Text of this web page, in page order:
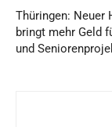
Thüringen: Neuer
bringt mehr Geld
und